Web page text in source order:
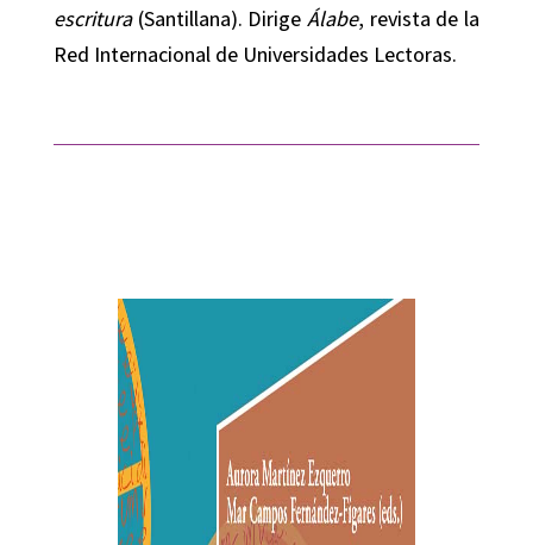
escritura(Santillana). Dirige Álabe, revista de la
Red Internacional de Universidades Lectoras.